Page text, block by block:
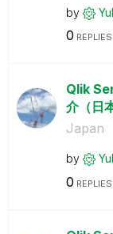
by
0 REPLIES
Qlik
介（日
Japan
by
0 REPLIES